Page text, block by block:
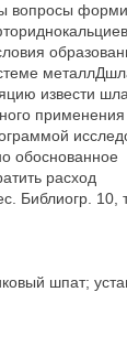
вопросы
извести
применения
обоснованное
расход
Библиогр. 10,
шпат;